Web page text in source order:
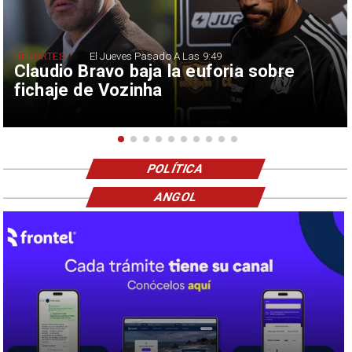
Claudio Bravo baja la euforia sobre
fichaje de Vozinha
DEPORTES El Jueves Pasado A Las 9:49
POLÍTICA
ANGOL